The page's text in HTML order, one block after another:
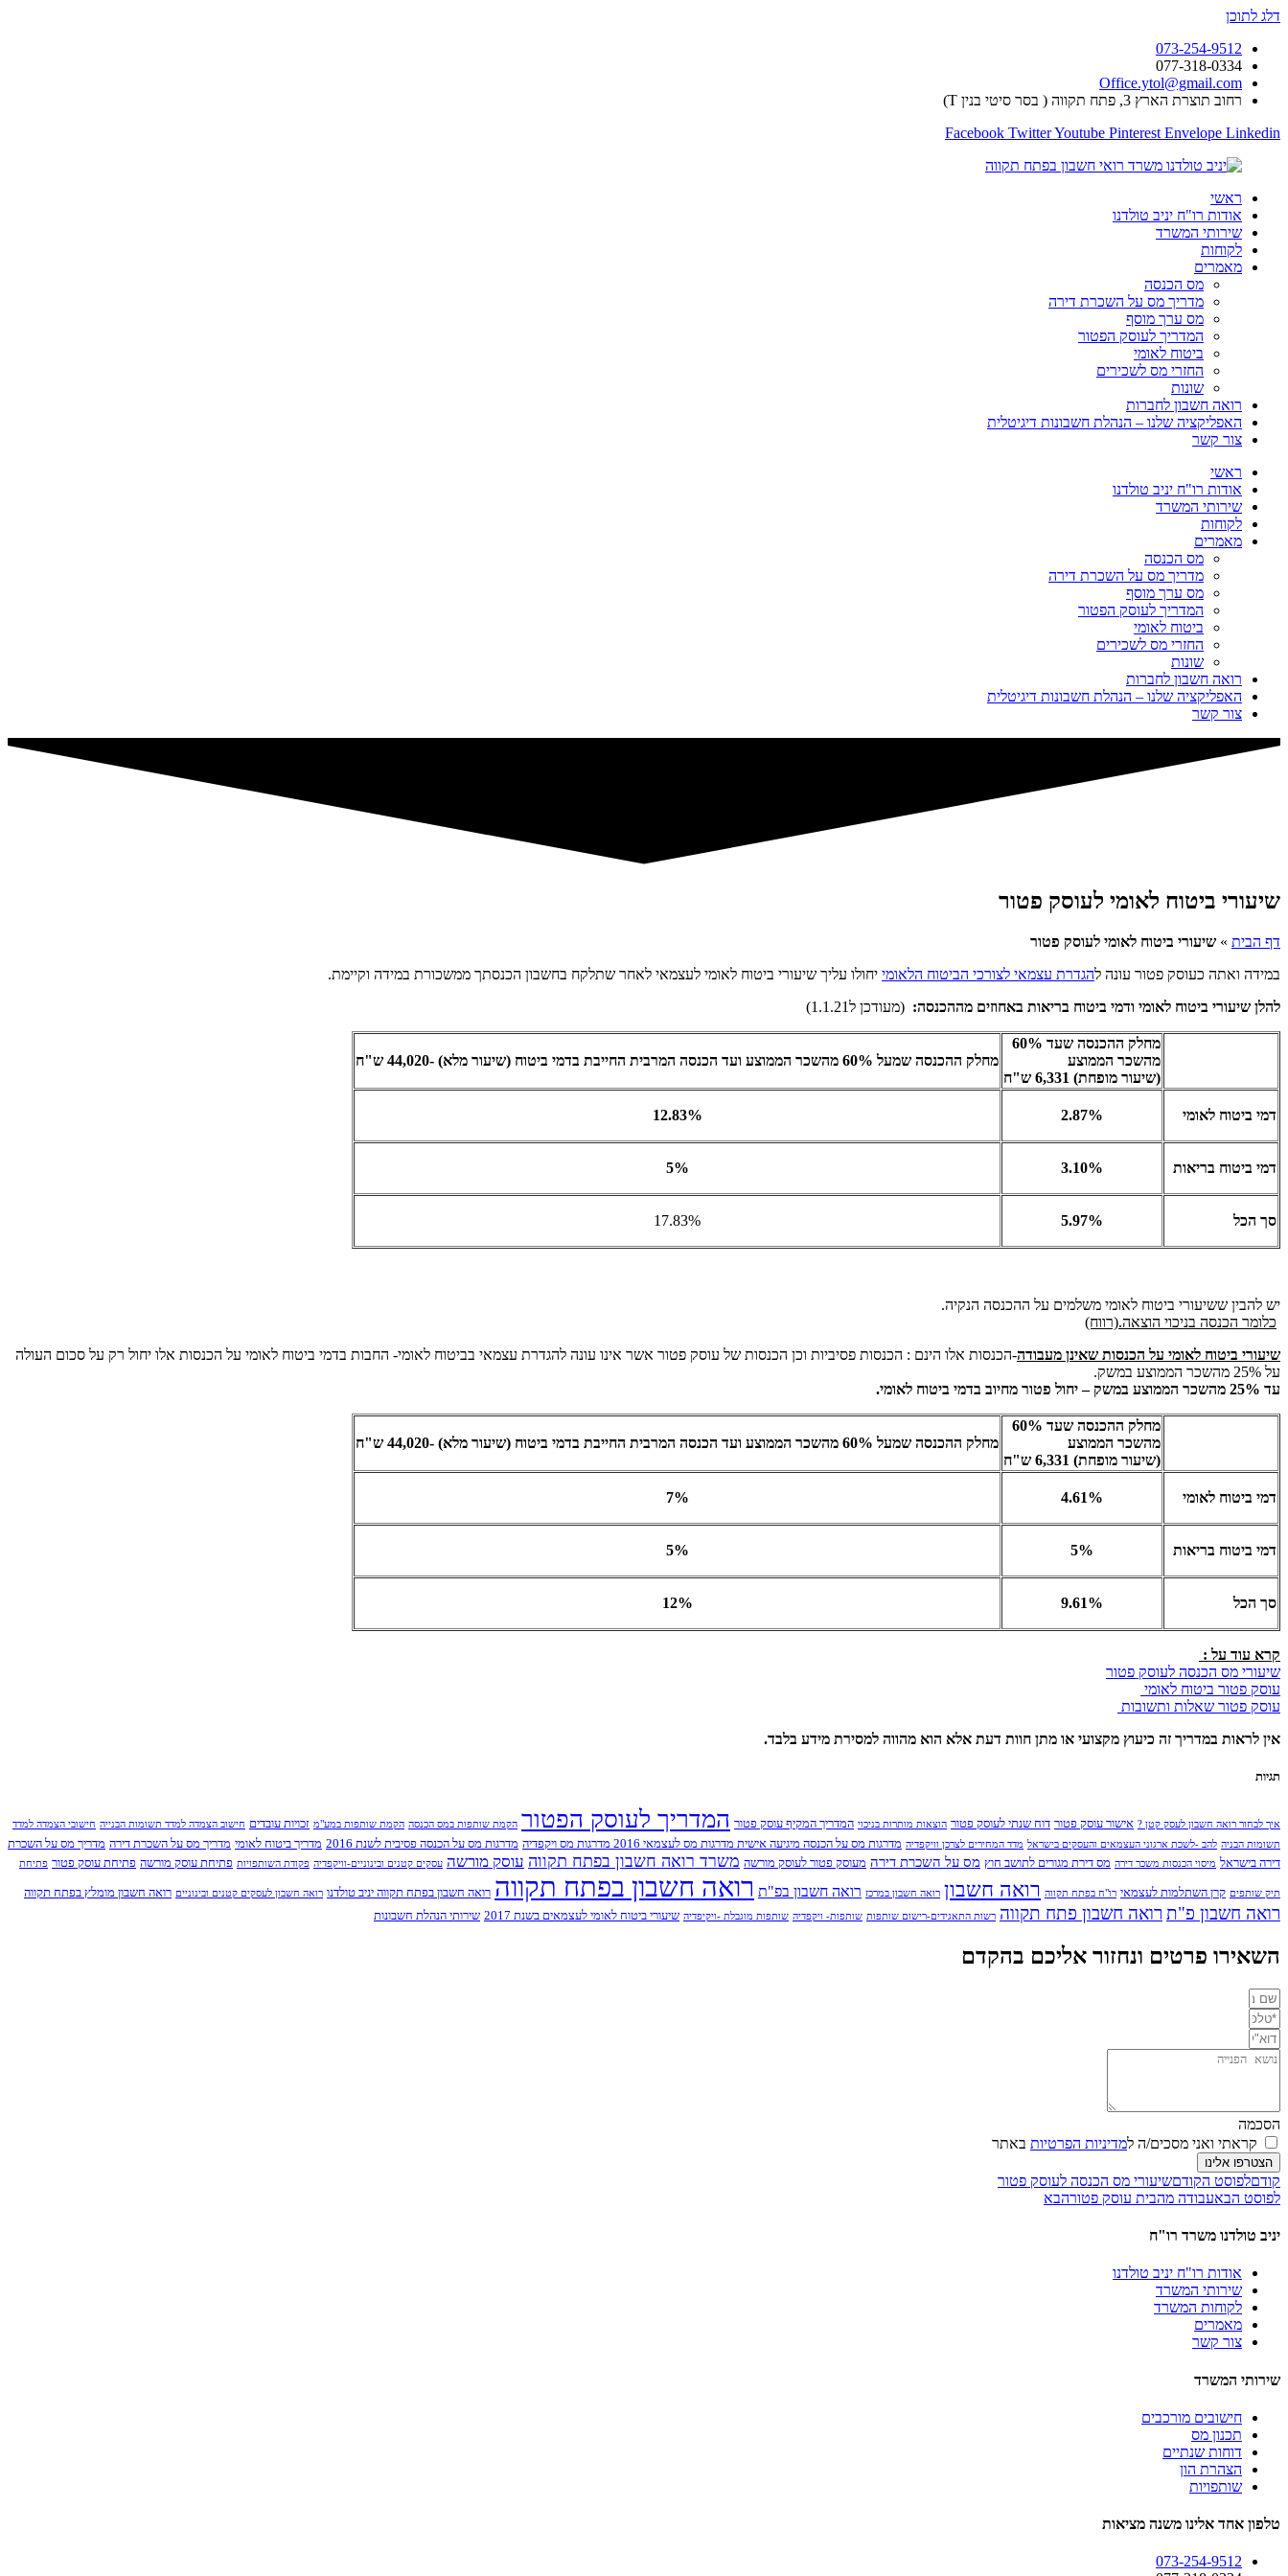
דלג לתוכן
073-254-9512
077-318-0334
Office.ytol@gmail.com
רחוב תוצרת הארץ 3, פתח תקווה ( בסר סיטי בנין T)
Facebook TwitterYoutube Pinterest Envelope Linkedin
ראשי
אודות רו"ח יניב טולדנו
שירותי המשרד
לקוחות
מאמרים
מס הכנסה
מדריך מס על השכרת דירה
מס ערך מוסף
המדריך לעוסק הפטור
ביטוח לאומי
החזרי מס לשכירים
שונות
רואה חשבון לחברות
האפליקציה שלנו – הנהלת חשבונות דיגיטלית
צור קשר
ראשי
אודות רו"ח יניב טולדנו
שירותי המשרד
לקוחות
מאמרים
מס הכנסה
מדריך מס על השכרת דירה
מס ערך מוסף
המדריך לעוסק הפטור
ביטוח לאומי
החזרי מס לשכירים
שונות
רואה חשבון לחברות
האפליקציה שלנו – הנהלת חשבונות דיגיטלית
צור קשר
שיעורי ביטוח לאומי לעוסק פטור
דף הבית » שיעורי ביטוח לאומי לעוסק פטור
במידה ואתה כעוסק פטור עונה להגדרת עצמאי לצורכי הביטוח הלאומי יחולו עליך שיעורי ביטוח לאומי לעצמאי לאחר שתלקח בחשבון הכנסתך ממשכורת במידה וקיימת.
להלן שיעורי ביטוח לאומי ודמי ביטוח בריאות באחוזים מההכנסה: (מעודכן ל1.1.21)
מחלק ההכנסה שעד 60%
מהשכר הממוצע
(שיעור מופחת) 6,331 ש"ח
מחלק ההכנסה שמעל 60% מהשכר הממוצע ועד הכנסה המרבית החייבת בדמי ביטוח (שיעור מלא) -44,020 ש"ח
דמי ביטוח לאומי 2.87%
12.83%
דמי ביטוח בריאות 3.10%
5%
סך הכל 5.97%
17.83%
יש להבין ששיעורי ביטוח לאומי משלמים על ההכנסה הנקיה.
כלומר הכנסה בניכוי הוצאה.(רווח)
שיעורי ביטוח לאומי על הכנסות שאינן מעבודה-הכנסות אלו הינם : הכנסות פסיביות וכן הכנסות של עוסק פטור אשר אינו עונה להגדרת עצמאי בביטוח לאומי- החבות בדמי ביטוח לאומי על הכנסות אלו יחול רק על סכום העולה
על 25% מהשכר הממוצע במשק.
עד 25% מהשכר הממוצע במשק – יחול פטור מחיוב בדמי ביטוח לאומי.
מחלק ההכנסה שעד 60%
מהשכר הממוצע
(שיעור מופחת) 6,331 ש"ח
מחלק ההכנסה שמעל 60% מהשכר הממוצע ועד הכנסה המרבית החייבת בדמי ביטוח (שיעור מלא) -44,020 ש"ח
דמי ביטוח לאומי 4.61%
7%
דמי ביטוח בריאות 5%
5%
סך הכל 9.61%
12%
קרא עוד על :
שיעורי מס הכנסה לעוסק פטור
עוסק פטור ביטוח לאומי
עוסק פטור שאלות ותשובות
אין לראות במדריך זה כיעוץ מקצועי או מתן חוות דעת אלא הוא מהווה למסירת מידע בלבד.
תגיות
איך לבחור רואה חשבון לעסק קטן ? אישור עוסק פטור דוח שנתי לעוסק פטור הוצאות מותרות בניכוי המדריך המקיף עוסק פטור המדריך לעוסק הפטור הקמת שותפות במס הכנסה הקמת שותפות במע"מ זכויות עובדים חישוב הצמדה למדד תשומות הבנייה חישובי הצמדה למדד
תשומות הבניה להב -לשכת ארגוני העצמאים והעסקים בישראל מדד המחירים לצרכן וויקפדיה מדרגות מס על הכנסה מיגיעה אישית מדרגות מס לעצמאי 2016 מדרגות מס ויקפדיה מדרגות מס על הכנסה פסיבית לשנת 2016 מדריך ביטוח לאומי מדריך מס על השכרת דירה מדריך מס על השכרת
דירה בישראל מיסוי הכנסות משכר דירה מס דירת מגורים לתושב חוץ מס על השכרת דירה מעוסק פטור לעוסק מורשה משרד רואה חשבון בפתח תקווה עוסק מורשה עסקים קטנים ובינוניים-וויקפדיה פקודת השותפויות פתיחת עוסק מורשה פתיחת עוסק פטור פתיחת
תיק שותפים קרן השתלמות לעצמאי רו"ח בפתח תקווה רואה חשבון רואה חשבון במרכז רואה חשבון בפ"ת רואה חשבון בפתח תקווה רואה חשבון בפתח תקווה יניב טולדנו רואה חשבון לעסקים קטנים ובינוניים רואה חשבון מומלץ בפתח תקווה
רואה חשבון פ"ת רואה חשבון פתח תקווה רשות התאגידים-רישום שותפות שותפות- ויקפדיה שותפות מוגבלת -ויקיפדיה שיעורי ביטוח לאומי לעצמאים בשנת 2017 שירותי הנהלת חשבונות
השאירו פרטים ונחזור אליכם בהקדם
הסכמה
קראתי ואני מסכים/ה למדיניות הפרטיות באתר
הצטרפו אלינו
קודםלפוסט הקודםשיעורי מס הכנסה לעוסק פטור
לפוסט הבאעבודה מהבית עוסק פטורהבא
יניב טולדנו משרד רו"ח
אודות רו"ח יניב טולדנו
שירותי המשרד
לקוחות המשרד
מאמרים
צור קשר
שירותי המשרד
חישובים מורכבים
תכנון מס
דוחות שנתיים
הצהרת הון
שותפויות
טלפון אחד אלינו משנה מציאות
073-254-9512